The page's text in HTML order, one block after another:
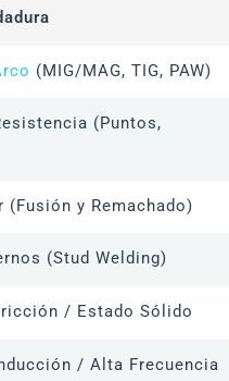
(MIG/MAG, TIG, PAW)
(Puntos,
(Fusión y Remachado)
(Stud Welding)
/ Estado Sólido
/ Alta Frecuencia